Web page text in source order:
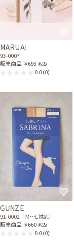
MARUAI
93-0007
販売商品 ￥693 (税込)
0.0(0)
GUNZE
91-0002［M〜L対応］
販売商品 ￥660 (税込)
0.0(0)